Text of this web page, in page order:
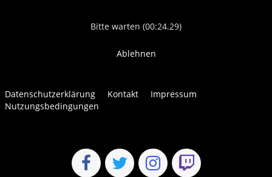
Ablehnen
Datenschutzerklärung Kontakt
Impressum
Nutzungsbedingungen